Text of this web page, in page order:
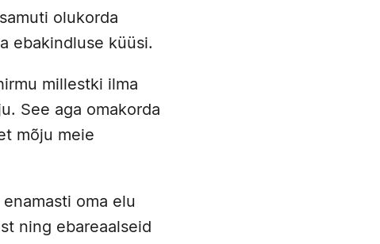
olukorda
ebakindluse küüsi.
millestki ilma
See aga omakorda
mõju meie
oma elu
ning ebareaalseid